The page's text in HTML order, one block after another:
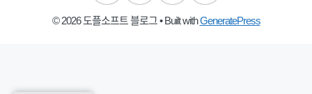
© 2026 도플소프트 블로그• Built withGeneratePress